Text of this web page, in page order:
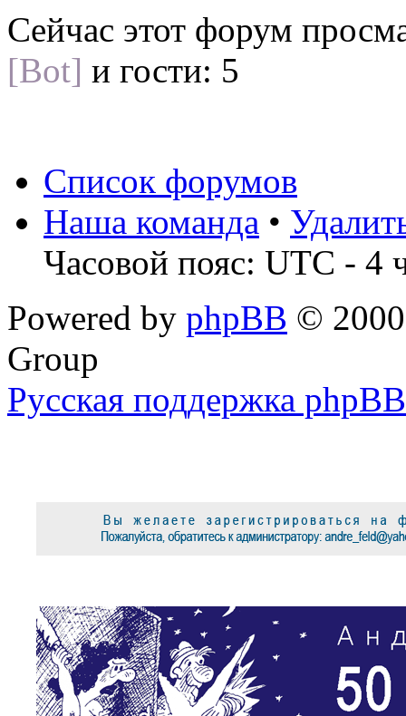
Сейчас этот форум
[Bot] и гости: 5
Список форумов
Наша команда •
Часовой пояс: UTC - 4
Powered by phpBB ©
Group
Русская поддержка phpBB